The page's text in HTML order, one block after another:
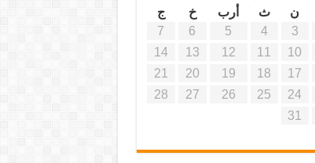
ن ث أرب خ
ج
3
4
5
6
7
10
11
12
13
14
17
18
19
20
21
24
25
26
27
28
31